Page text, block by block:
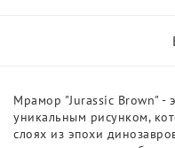
Мрамор "Jurassic Brown" -
уникальным рисунком,
слоях из эпохи